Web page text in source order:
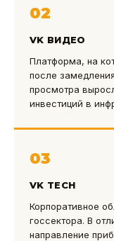
02
VK ВИДЕО
Платформа, на
после
просмотра
инвестиций в
03
VK TECH
Корпоративное
госсектора. В
направление